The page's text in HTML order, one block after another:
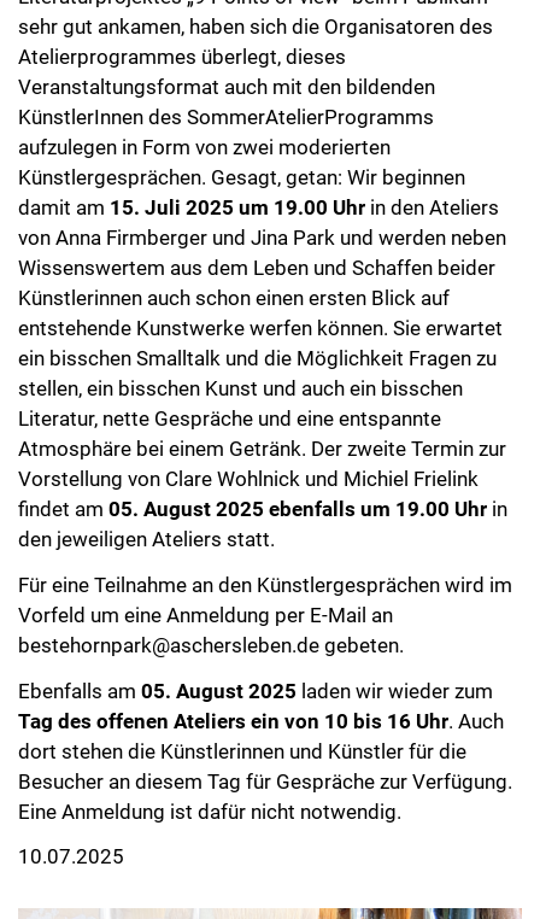
sehr gut ankamen, haben sich die Organisatoren des
Atelierprogrammes überlegt, dieses
Veranstaltungsformat auch mit den bildenden
KünstlerInnen des SommerAtelierProgramms
aufzulegen in Form von zwei moderierten
Künstlergesprächen. Gesagt, getan: Wir beginnen
damit am 15. Juli 2025 um 19.00 Uhr in den Ateliers
von Anna Firmberger und Jina Park und werden neben
Wissenswertem aus dem Leben und Schaffen beider
Künstlerinnen auch schon einen ersten Blick auf
entstehende Kunstwerke werfen können. Sie erwartet
ein bisschen Smalltalk und die Möglichkeit Fragen zu
stellen, ein bisschen Kunst und auch ein bisschen
Literatur, nette Gespräche und eine entspannte
Atmosphäre bei einem Getränk. Der zweite Termin zur
Vorstellung von Clare Wohlnick und Michiel Frielink
findet am 05. August 2025 ebenfalls um 19.00 Uhr in
den jeweiligen Ateliers statt.
Für eine Teilnahme an den Künstlergesprächen wird im
Vorfeld um eine Anmeldung per E-Mail an
bestehornpark@aschersleben.de gebeten.
Ebenfalls am 05. August 2025 laden wir wieder zum
Tag des offenen Ateliers ein von 10 bis 16 Uhr. Auch
dort stehen die Künstlerinnen und Künstler für die
Besucher an diesem Tag für Gespräche zur Verfügung.
Eine Anmeldung ist dafür nicht notwendig.
10.07.2025